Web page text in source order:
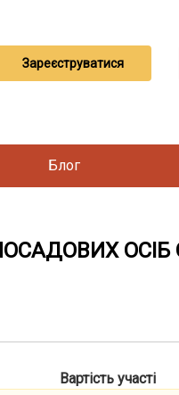
Зареєструватися
Блог
Вартість участі